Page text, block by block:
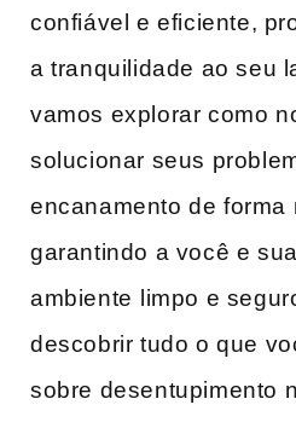
confiável‌ e eficiente,
a tranquilidade ao‍ seu
vamos explorar como
solucionar seus
encanamento de forma
garantindo a você e
ambiente ⁤limpo e
descobrir tudo o que
sobre desentupimento